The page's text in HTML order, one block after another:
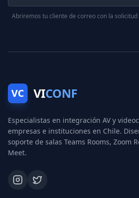
Abriremos tu cliente de correo con la
VC VICONF
Especialistas en integración AV y
empresas e instituciones en Chile.
soporte de salas Teams Rooms, Zoom
Meet.